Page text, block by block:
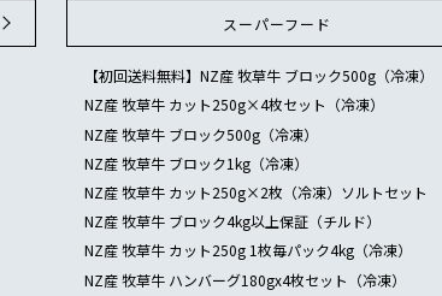
スーパーフード
【初回送料無料】NZ産 牧草牛 ブロック500g（冷凍）
NZ産 牧草牛 カット250g×4枚セット（冷凍）
NZ産 牧草牛 ブロック500g（冷凍）
NZ産 牧草牛 ブロック1kg（冷凍）
NZ産 牧草牛 カット250g×2枚（冷凍）ソルトセット
NZ産 牧草牛 ブロック4kg以上保証（チルド）
NZ産 牧草牛 カット250g 1枚毎パック4kg（冷凍）
NZ産 牧草牛 ハンバーグ180gx4枚セット（冷凍）